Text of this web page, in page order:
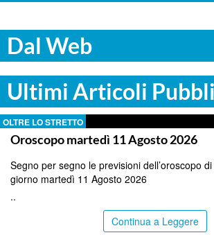
Dal Web
Ultimi Articoli
OLTRE LO STRETTO
Oroscopo martedì 11 Agosto 2026
Segno per segno le previsioni dell’oroscopo
giorno martedì 11 Agosto 2026
..
Continua a Leggere